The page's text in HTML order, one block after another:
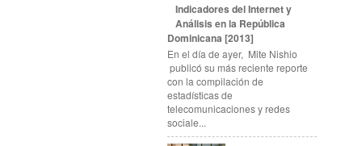
Indicadores del Internet y
Análisis en la República
Dominicana [2013]
En el día de ayer, Mite Nishio
publicó su más reciente reporte
con la compilación de
estadísticas de
telecomunicaciones y redes
sociale...